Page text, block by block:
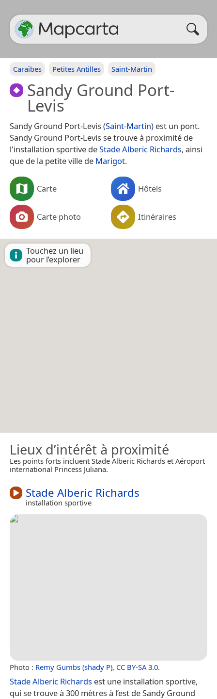
Caraïbes Petites Antilles Saint-Martin
Sandy Ground Port-
Levis
Sandy Ground Port-Levis (Saint-Martin) est un pont.
Sandy Ground Port-Levis se trouve à proximité de
l'installation sportive deStade Alberic Richards, ainsi
que de la petite ville de Marigot.
Carte Hôtels
Carte photo Itinéraires
Touchez un lieu
pour l’explorer
Lieux d’intérêt à proximité
Les points forts incluent Stade Alberic Richards et Aéroport
international Princess Juliana.
Stade Alberic Richards
installation sportive
Photo : Remy Gumbs (shady P), CC BY-SA 3.0.
Stade Alberic Richards est une installation sportive,
qui se trouve à 300 mètres à l’est de Sandy Ground